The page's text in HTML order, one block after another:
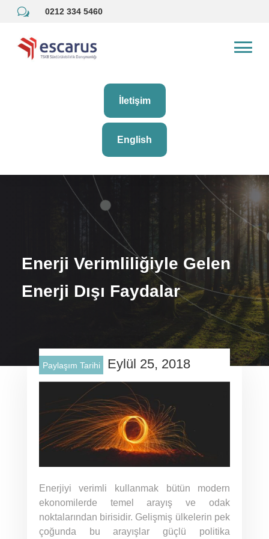
w 0212 334 5460
İletişim
English
Enerji Verimliliğiyle Gelen
Enerji Dışı Faydalar
Paylaşım Tarihi Eylül 25, 2018
Enerjiyi verimli kullanmak bütün modern
ekonomilerde temel arayış ve odak
noktalarından birisidir. Gelişmiş ülkelerin pek
çoğunda bu arayışlar güçlü politika